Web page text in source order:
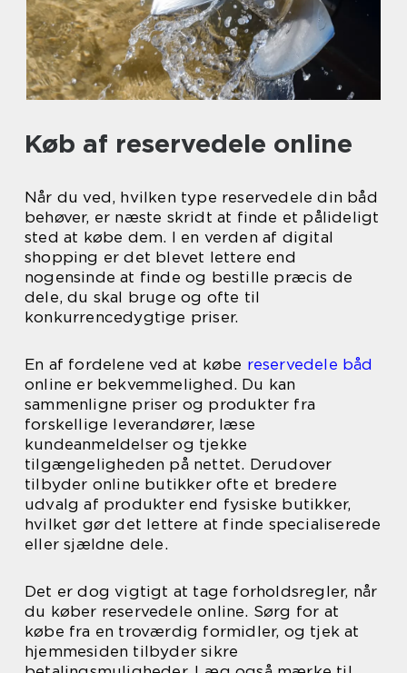
Køb af reservedele online
Når du ved, hvilken type reservedele din båd
behøver, er næste skridt at finde et pålideligt
sted at købe dem. I en verden af digital
shopping er det blevet lettere end
nogensinde at finde og bestille præcis de
dele, du skal bruge og ofte til
konkurrencedygtige priser.
En af fordelene ved at købe reservedele båd
online er bekvemmelighed. Du kan
sammenligne priser og produkter fra
forskellige leverandører, læse
kundeanmeldelser og tjekke
tilgængeligheden på nettet. Derudover
tilbyder online butikker ofte et bredere
udvalg af produkter end fysiske butikker,
hvilket gør det lettere at finde specialiserede
eller sjældne dele.
Det er dog vigtigt at tage forholdsregler, når
du køber reservedele online. Sørg for at
købe fra en troværdig formidler, og tjek at
hjemmesiden tilbyder sikre